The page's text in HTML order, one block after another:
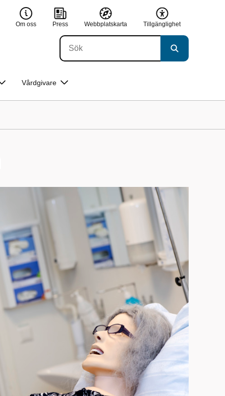
Om oss Press Webbplatskarta Tillgänglighet
Vårdgivare